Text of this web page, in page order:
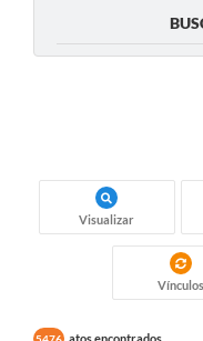
Visualizar
Vínculos